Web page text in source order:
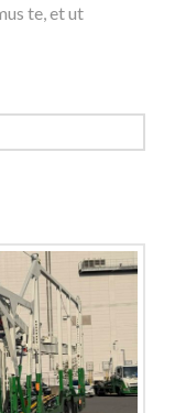
te, et ut